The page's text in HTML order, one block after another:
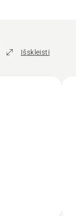
Išskleisti